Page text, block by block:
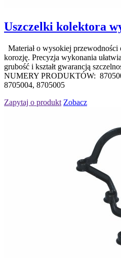
Uszczelki kolektora
Materiał o wysokiej przewodności
korozję. Precyzja wykonania
grubość i kształt gwarancją
NUMERY PRODUKTÓW:
8705004, 8705005
Zapytaj o produkt Zobacz